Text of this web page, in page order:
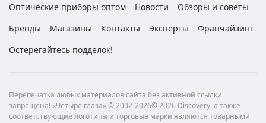
Оптические приборы оптом
Новости
Обзоры и советы
Бренды
Магазины Контакты Эксперты
Франчайзинг
Остерегайтесь подделок!
Перепечатка любых материалов сайта без активной ссылки
запрещена! «Четыре глаза» © 2002-2026© 2026 Discovery, а также
соответствующие логотипы и торговые марки являются товарными